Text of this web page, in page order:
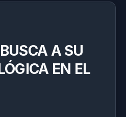
A SU
EN EL